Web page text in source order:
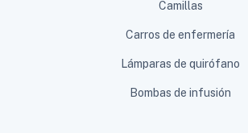
Camillas
Carros de enfermería
Lámparas de quirófano
Bombas de infusión